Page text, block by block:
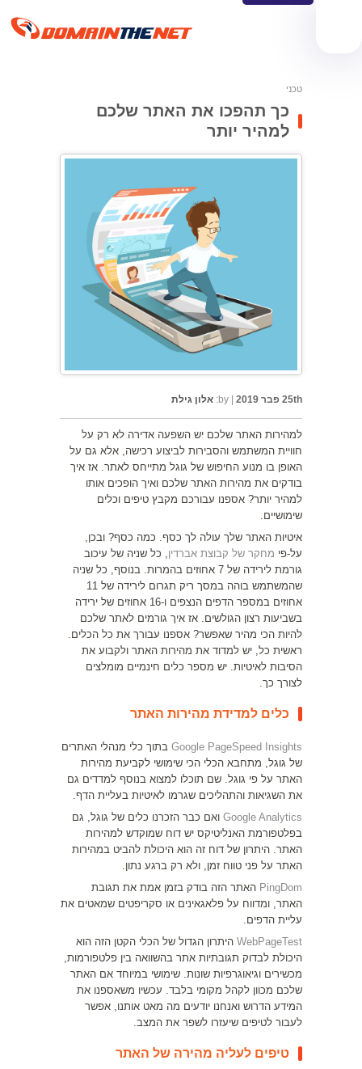
טכני
כך תהפכו את האתר שלכם
למהיר יותר
25th פבר 2019 |
by: אלון גילת
למהירות האתר שלכם יש השפעה אדירה לא רק על
חוויית המשתמש והסבירות לביצוע רכישה, אלא גם על
האופן בו מנוע החיפוש של גוגל מתייחס לאתר. אז איך
בודקים את מהירות האתר שלכם ואיך הופכים אותו
למהיר יותר? אספנו עבורכם מקבץ טיפים וכלים
שימושיים.
איטיות האתר שלך עולה לך כסף. כמה כסף? ובכן,
על-פי מחקר של קבוצת אברדין , כל שניה של עיכוב
גורמת לירידה של 7 אחוזים בהמרות. בנוסף, כל שניה
שהמשתמש בוהה במסך ריק תגרום לירידה של 11
אחוזים במספר הדפים הנצפים ו-16 אחוזים של ירידה
בשביעות רצון הגולשים. אז איך גורמים לאתר שלכם
להיות הכי מהיר שאפשר? אספנו עבורך את כל הכלים.
ראשית כל, יש למדוד את מהירות האתר ולקבוע את
הסיבות לאיטיות. יש מספר כלים חינמיים מומלצים
לצורך כך.
כלים למדידת מהירות האתר
Google PageSpeed Insights בתוך כלי מנהלי האתרים
של גוגל, מתחבא הכלי הכי שימושי לקביעת מהירות
האתר על פי גוגל. שם תוכלו למצוא בנוסף למדדים גם
את השגיאות והתהליכים שגרמו לאיטיות בעליית הדף.
Google Analytics ואם כבר הזכרנו כלים של גוגל, גם
בפלטפורמת האנליטיקס יש דוח שמוקדש למהירות
האתר. היתרון של דוח זה הוא היכולת להביט במהירות
האתר על פני טווח זמן, ולא רק ברגע נתון.
PingDom האתר הזה בודק בזמן אמת את תגובת
האתר, ומדווח על פלאגאינים או סקריפטים שמאטים את
עליית הדפים.
WebPageTest היתרון הגדול של הכלי הקטן הזה הוא
היכולת לבדוק תגובתיות אתר בהשוואה בין פלטפורמות,
מכשירים וגיאוגרפיות שונות. שימושי במיוחד אם האתר
שלכם מכוון לקהל מקומי בלבד. עכשיו משאספנו את
המידע הדרוש ואנחנו יודעים מה מאט אותנו, אפשר
לעבור לטיפים שיעזרו לשפר את המצב.
טיפים לעליה מהירה של האתר